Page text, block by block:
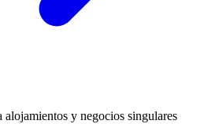
alojamientos y negocios singulares